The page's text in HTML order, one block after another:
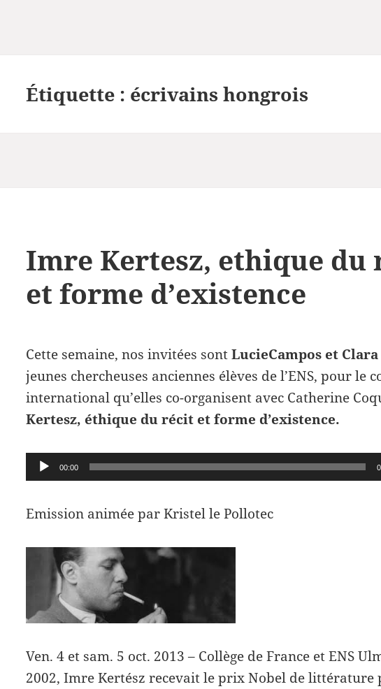
Étiquette : écrivains hongrois
Imre Kertesz, ethique du
et forme d’existence
Cette semaine, nos invitées sontLucieCampos et
jeunes chercheuses anciennes élèves de l’ENS, pour le
international qu’elles co-organisent avec Catherine
Kertesz, éthique du récit et forme d’existence.
Lecteur
audio
00:00
Emission animée par Kristel le Pollotec
Ven. 4 et sam. 5 oct. 2013 – Collège de France et ENS
2002, Imre Kertész recevait le prix Nobel de littérature